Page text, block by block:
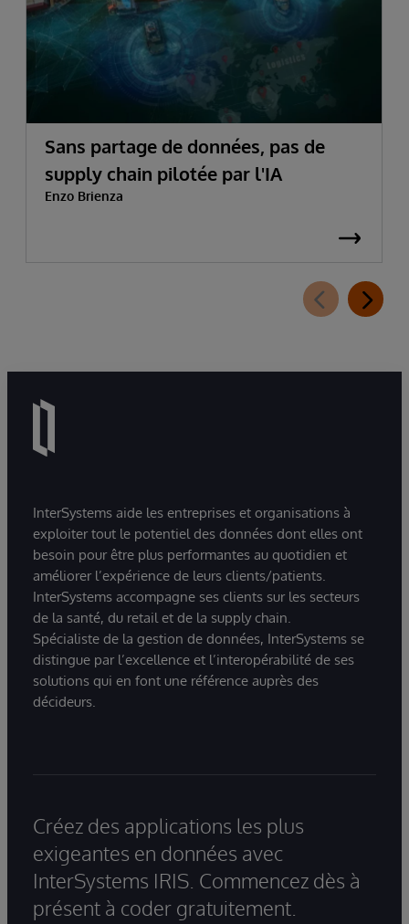
Sans partage de données, pas de
supply chain pilotée par l'IA
Enzo Brienza
InterSystems aide les entreprises et organisations à
exploiter tout le potentiel des données dont elles ont
besoin pour être plus performantes au quotidien et
améliorer l’expérience de leurs clients/patients.
InterSystems accompagne ses clients sur les secteurs
de la santé, du retail et de la supply chain.
Spécialiste de la gestion de données, InterSystems se
distingue par l’excellence et l’interopérabilité de ses
solutions qui en font une référence auprès des
décideurs.
Créez des applications les plus
exigeantes en données avec
InterSystems IRIS. Commencez dès à
présent à coder gratuitement.